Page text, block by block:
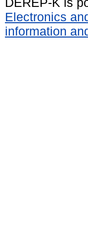
Electronics
information